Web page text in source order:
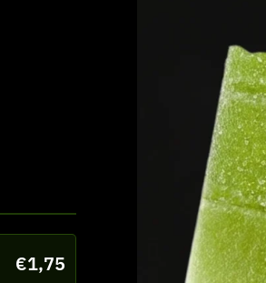
€1,75